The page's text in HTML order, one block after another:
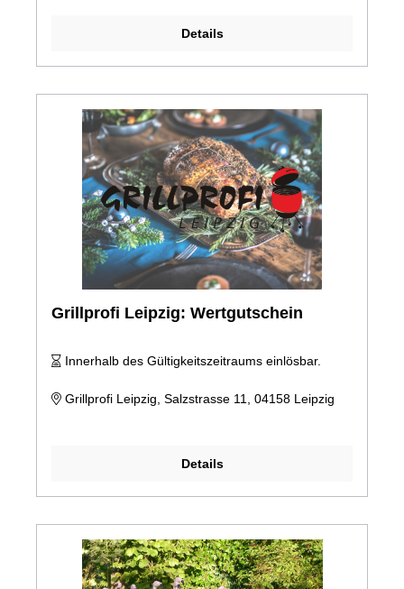
Details
Grillprofi Leipzig: Wertgutschein
Innerhalb des Gültigkeitszeitraums einlösbar.
Grillprofi Leipzig, Salzstrasse 11, 04158 Leipzig
Details